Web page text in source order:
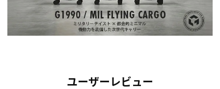
ユーザーレビュー